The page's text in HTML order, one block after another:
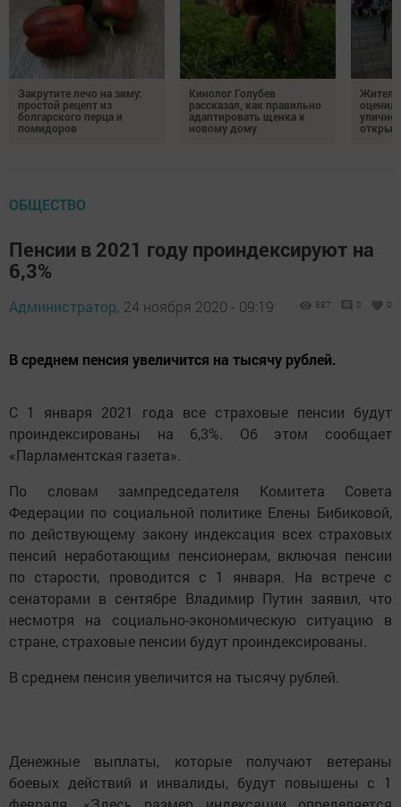
Закрутите лечо на зиму:
простой рецепт из
болгарского перца и
помидоров
Кинолог Голубев
рассказал, как правильно
адаптировать щенка к
новому дому
ОБЩЕСТВО
Пенсии в 2021 году проиндексируют на
6,3%
Администратор, 24 ноября 2020 - 09:19 887 0 0
В среднем пенсия увеличится на тысячу рублей.
С 1 января 2021 года все страховые пенсии будут
проиндексированы на 6,3%. Об этом сообщает
«Парламентская газета».
По словам зампредседателя Комитета Совета
Федерации по социальной политике Елены Бибиковой,
по действующему закону индексация всех страховых
пенсий неработающим пенсионерам, включая пенсии
по старости, проводится с 1 января. На встрече с
сенаторами в сентябре Владимир Путин заявил, что
несмотря на социально-экономическую ситуацию в
стране, страховые пенсии будут проиндексированы.
В среднем пенсия увеличится на тысячу рублей.
Денежные выплаты, которые получают ветераны
боевых действий и инвалиды, будут повышены с 1